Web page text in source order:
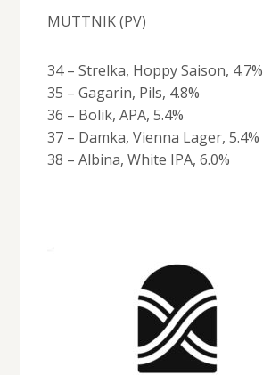
MUTTNIK (PV)
34 – Strelka, Hoppy Saison, 4.7%
35 – Gagarin, Pils, 4.8%
36 – Bolik, APA, 5.4%
37 – Damka, Vienna Lager, 5.4%
38 – Albina, White IPA, 6.0%